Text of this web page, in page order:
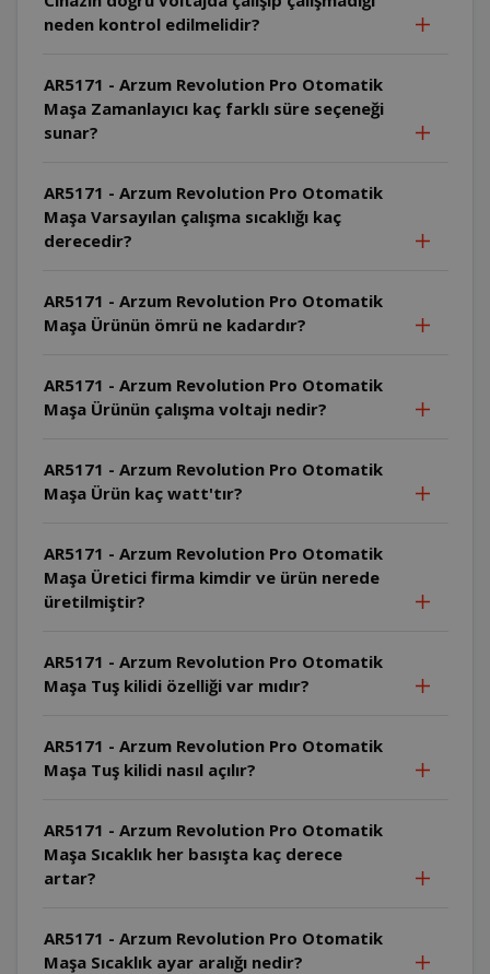
neden kontrol edilmelidir?
AR5171 - Arzum Revolution Pro Otomatik
Maşa Zamanlayıcı kaç farklı süre seçeneği
sunar?
AR5171 - Arzum Revolution Pro Otomatik
Maşa Varsayılan çalışma sıcaklığı kaç
derecedir?
AR5171 - Arzum Revolution Pro Otomatik
Maşa Ürünün ömrü ne kadardır?
AR5171 - Arzum Revolution Pro Otomatik
Maşa Ürünün çalışma voltajı nedir?
AR5171 - Arzum Revolution Pro Otomatik
Maşa Ürün kaç watt'tır?
AR5171 - Arzum Revolution Pro Otomatik
Maşa Üretici firma kimdir ve ürün nerede
üretilmiştir?
AR5171 - Arzum Revolution Pro Otomatik
Maşa Tuş kilidi özelliği var mıdır?
AR5171 - Arzum Revolution Pro Otomatik
Maşa Tuş kilidi nasıl açılır?
AR5171 - Arzum Revolution Pro Otomatik
Maşa Sıcaklık her basışta kaç derece
artar?
AR5171 - Arzum Revolution Pro Otomatik
Maşa Sıcaklık ayar aralığı nedir?